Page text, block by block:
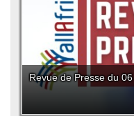
Revue de Presse du